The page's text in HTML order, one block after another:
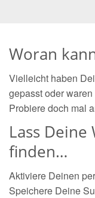
Woran
Vielleicht haben
gepasst oder
Probiere doch mal
Lass
finden…
Aktiviere Deinen
Speichere Deine